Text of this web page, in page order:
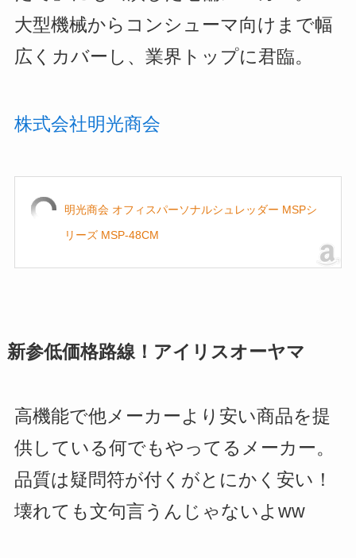
大型機械からコンシューマ向けまで幅
広くカバーし、業界トップに君臨。
株式会社明光商会
明光商会 オフィスパーソナルシュレッダー MSPシ
リーズ MSP-48CM
新参低価格路線！アイリスオーヤマ
高機能で他メーカーより安い商品を提
供している何でもやってるメーカー。
品質は疑問符が付くがとにかく安い！
壊れても文句言うんじゃないよww